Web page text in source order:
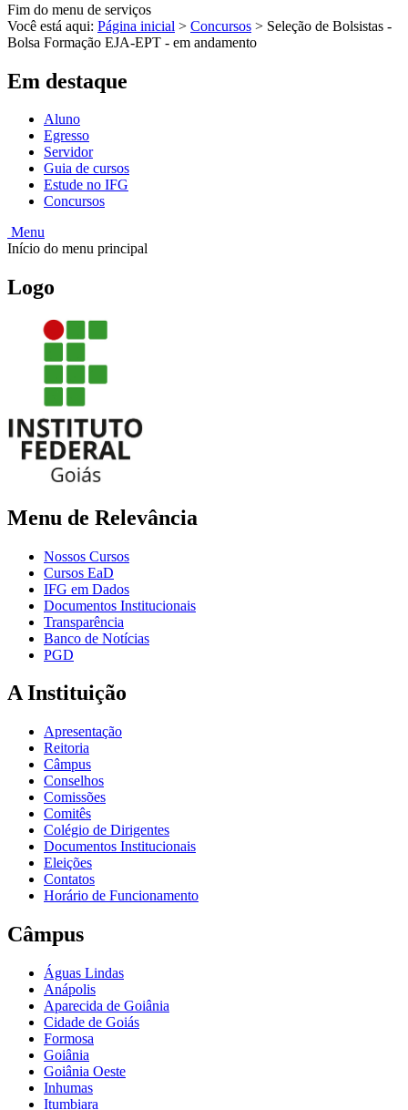
Fim do menu de serviços
Você está aqui: Página inicial > Concursos > Seleção de Bolsistas -
Bolsa Formação EJA-EPT - em andamento
Em destaque
Aluno
Egresso
Servidor
Guia de cursos
Estude no IFG
Concursos
Menu
Início do menu principal
Logo
Menu de Relevância
Nossos Cursos
Cursos EaD
IFG em Dados
Documentos Institucionais
Transparência
Banco de Notícias
PGD
A Instituição
Apresentação
Reitoria
Câmpus
Conselhos
Comissões
Comitês
Colégio de Dirigentes
Documentos Institucionais
Eleições
Contatos
Horário de Funcionamento
Câmpus
Águas Lindas
Anápolis
Aparecida de Goiânia
Cidade de Goiás
Formosa
Goiânia
Goiânia Oeste
Inhumas
Itumbiara